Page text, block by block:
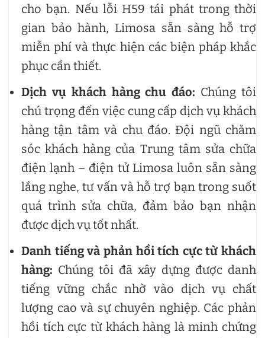
cho bạn. Nếu lỗi H59 tái phát trong thời
gian bảo hành, Limosa sẵn sàng hỗ trợ
miễn phí và thực hiện các biện pháp khắc
phục cần thiết.
Dịch vụ khách hàng chu đáo: Chúng tôi
chú trọng đến việc cung cấp dịch vụ khách
hàng tận tâm và chu đáo. Đội ngũ chăm
sóc khách hàng của Trung tâm sửa chữa
điện lạnh – điện tử Limosa luôn sẵn sàng
lắng nghe, tư vấn và hỗ trợ bạn trong suốt
quá trình sửa chữa, đảm bảo bạn nhận
được dịch vụ tốt nhất.
Danh tiếng và phản hồi tích cực từ khách
hàng: Chúng tôi đã xây dựng được danh
tiếng vững chắc nhờ vào dịch vụ chất
lượng cao và sự chuyên nghiệp. Các phản
hồi tích cực từ khách hàng là minh chứng